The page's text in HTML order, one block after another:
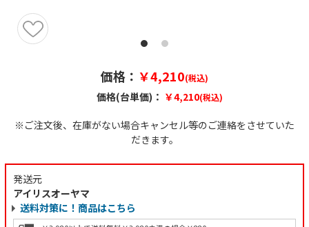
価格： ￥4,210(税込)
価格(台単価)： ￥4,210(税込)
※ご注文後、在庫がない場合キャンセル等のご連絡をさせていた
だきます。
発送元
アイリスオーヤマ
送料対策に！商品はこちら